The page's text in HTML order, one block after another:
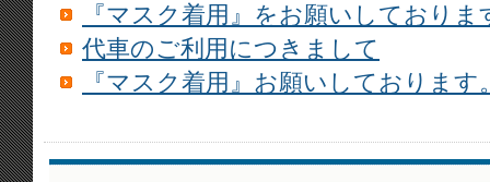
『マスク着用』をお願いしておりま
代車のご利用につきまして
『マスク着用』お願いしております